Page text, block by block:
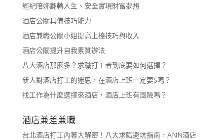
經紀陪妳翻轉人生、安全實現財富夢想
酒店公關具備技巧能力
酒店兼職公關小姐提高上檯技巧與收入
酒店公關提升自我素質辦法
八大酒店那麼多？求職打工者到底要如何選擇？
新人對酒店打工的迷思，在酒店上班一定要S嗎？
找工作為什麼選擇來酒店，酒店上班有風險嗎？
酒店兼差兼職
台北酒店打工內幕大解密！八大求職避坑指南，ANN酒店